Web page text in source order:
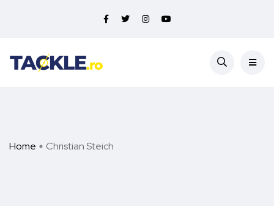
Home Christian Steich